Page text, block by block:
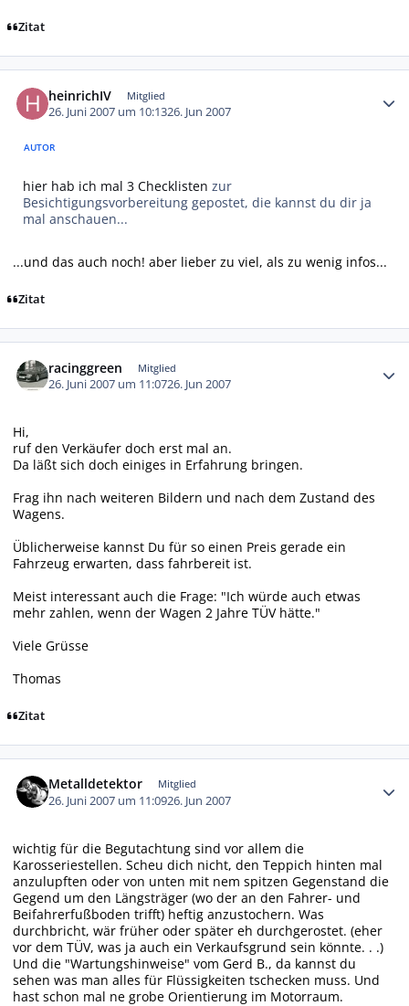
Zitat
heinrichIV Mitglied
26. Juni 2007 um 10:1326. Jun 2007
AUTOR
hier hab ich mal 3 Checklistenzur
Besichtigungsvorbereitung gepostet, die kannst du dir ja
mal anschauen...
...und das auch noch! aber lieber zu viel, als zu wenig infos...
Zitat
racinggreen Mitglied
26. Juni 2007 um 11:0726. Jun 2007
Hi,
ruf den Verkäufer doch erst mal an.
Da läßt sich doch einiges in Erfahrung bringen.
Frag ihn nach weiteren Bildern und nach dem Zustand des
Wagens.
Üblicherweise kannst Du für so einen Preis gerade ein
Fahrzeug erwarten, dass fahrbereit ist.
Meist interessant auch die Frage: "Ich würde auch etwas
mehr zahlen, wenn der Wagen 2 Jahre TÜV hätte."
Viele Grüsse
Thomas
Zitat
Metalldetektor Mitglied
26. Juni 2007 um 11:0926. Jun 2007
wichtig für die Begutachtung sind vor allem die
Karosseriestellen. Scheu dich nicht, den Teppich hinten mal
anzulupften oder von unten mit nem spitzen Gegenstand die
Gegend um den Längsträger (wo der an den Fahrer- und
Beifahrerfußboden trifft) heftig anzustochern. Was
durchbricht, wär früher oder später eh durchgerostet. (eher
vor dem TÜV, was ja auch ein Verkaufsgrund sein könnte. . .)
Und die "Wartungshinweise" vom Gerd B., da kannst du
sehen was man alles für Flüssigkeiten tschecken muss. Und
hast schon mal ne grobe Orientierung im Motorraum.